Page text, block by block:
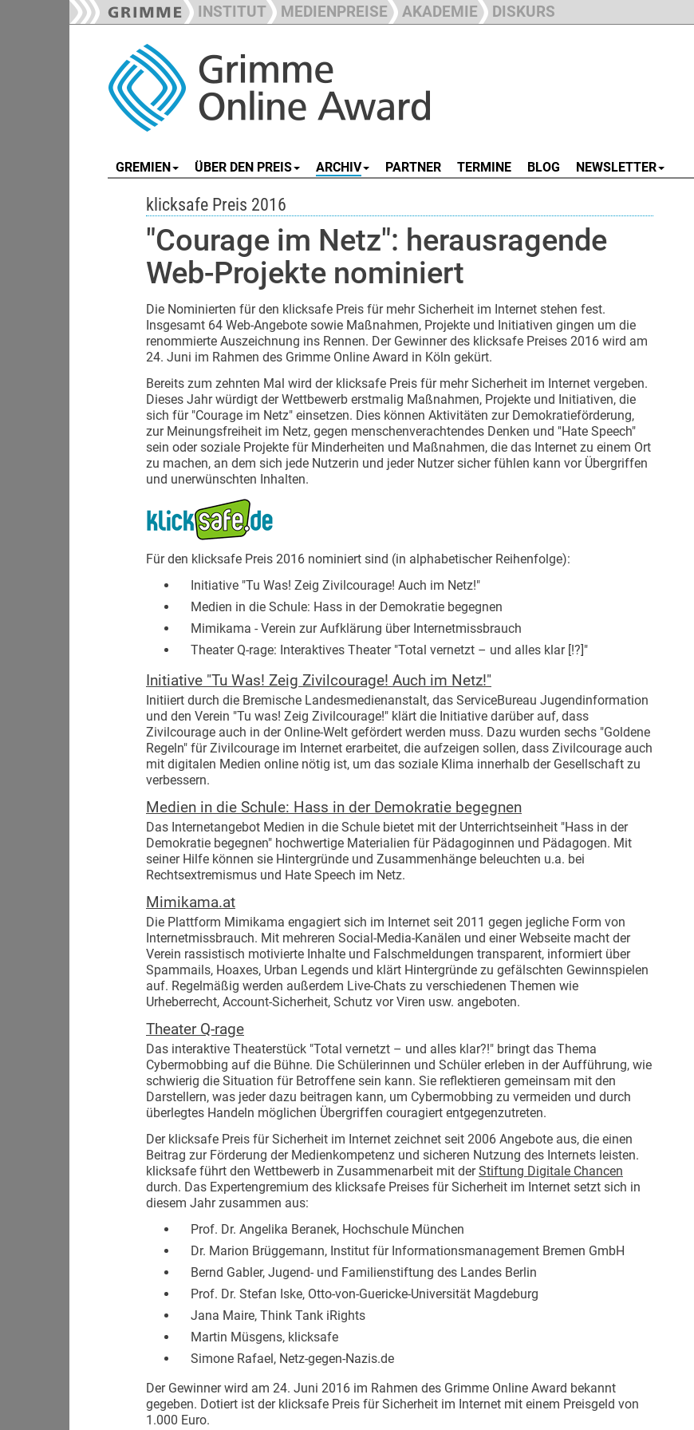
INSTITUT MEDIENPREISE AKADEMIE DISKURS
GREMIEN ÜBER DEN PREIS ARCHIV PARTNER TERMINE BLOG NEWSLETTER
klicksafe Preis 2016
"Courage im Netz": herausragende
Web-Projekte nominiert
Die Nominierten für den klicksafe Preis für mehr Sicherheit im Internet stehen fest.
Insgesamt 64 Web-Angebote sowie Maßnahmen, Projekte und Initiativen gingen um die
renommierte Auszeichnung ins Rennen. Der Gewinner des klicksafe Preises 2016 wird am
24. Juni im Rahmen des Grimme Online Award in Köln gekürt.
Bereits zum zehnten Mal wird der klicksafe Preis für mehr Sicherheit im Internet vergeben.
Dieses Jahr würdigt der Wettbewerb erstmalig Maßnahmen, Projekte und Initiativen, die
sich für "Courage im Netz" einsetzen. Dies können Aktivitäten zur Demokratieförderung,
zur Meinungsfreiheit im Netz, gegen menschenverachtendes Denken und "Hate Speech"
sein oder soziale Projekte für Minderheiten und Maßnahmen, die das Internet zu einem Ort
zu machen, an dem sich jede Nutzerin und jeder Nutzer sicher fühlen kann vor Übergriffen
und unerwünschten Inhalten.
Für den klicksafe Preis 2016 nominiert sind (in alphabetischer Reihenfolge):
Initiative "Tu Was! Zeig Zivilcourage! Auch im Netz!"
Medien in die Schule: Hass in der Demokratie begegnen
Mimikama - Verein zur Aufklärung über Internetmissbrauch
Theater Q-rage: Interaktives Theater "Total vernetzt – und alles klar [!?]"
Initiative "Tu Was! Zeig Zivilcourage! Auch im Netz!"
Initiiert durch die Bremische Landesmedienanstalt, das ServiceBureau Jugendinformation
und den Verein "Tu was! Zeig Zivilcourage!" klärt die Initiative darüber auf, dass
Zivilcourage auch in der Online-Welt gefördert werden muss. Dazu wurden sechs "Goldene
Regeln" für Zivilcourage im Internet erarbeitet, die aufzeigen sollen, dass Zivilcourage auch
mit digitalen Medien online nötig ist, um das soziale Klima innerhalb der Gesellschaft zu
verbessern.
Medien in die Schule: Hass in der Demokratie begegnen
Das Internetangebot Medien in die Schule bietet mit der Unterrichtseinheit "Hass in der
Demokratie begegnen" hochwertige Materialien für Pädagoginnen und Pädagogen. Mit
seiner Hilfe können sie Hintergründe und Zusammenhänge beleuchten u.a. bei
Rechtsextremismus und Hate Speech im Netz.
Mimikama.at
Die Plattform Mimikama engagiert sich im Internet seit 2011 gegen jegliche Form von
Internetmissbrauch. Mit mehreren Social-Media-Kanälen und einer Webseite macht der
Verein rassistisch motivierte Inhalte und Falschmeldungen transparent, informiert über
Spammails, Hoaxes, Urban Legends und klärt Hintergründe zu gefälschten Gewinnspielen
auf. Regelmäßig werden außerdem Live-Chats zu verschiedenen Themen wie
Urheberrecht, Account-Sicherheit, Schutz vor Viren usw. angeboten.
Theater Q-rage
Das interaktive Theaterstück "Total vernetzt – und alles klar?!" bringt das Thema
Cybermobbing auf die Bühne. Die Schülerinnen und Schüler erleben in der Aufführung, wie
schwierig die Situation für Betroffene sein kann. Sie reflektieren gemeinsam mit den
Darstellern, was jeder dazu beitragen kann, um Cybermobbing zu vermeiden und durch
überlegtes Handeln möglichen Übergriffen couragiert entgegenzutreten.
Der klicksafe Preis für Sicherheit im Internet zeichnet seit 2006 Angebote aus, die einen
Beitrag zur Förderung der Medienkompetenz und sicheren Nutzung des Internets leisten.
klicksafe führt den Wettbewerb in Zusammenarbeit mit derStiftung Digitale Chancen
durch. Das Expertengremium des klicksafe Preises für Sicherheit im Internet setzt sich in
diesem Jahr zusammen aus:
Prof. Dr. Angelika Beranek, Hochschule München
Dr. Marion Brüggemann, Institut für Informationsmanagement Bremen GmbH
Bernd Gabler, Jugend- und Familienstiftung des Landes Berlin
Prof. Dr. Stefan Iske, Otto-von-Guericke-Universität Magdeburg
Jana Maire, Think Tank iRights
Martin Müsgens, klicksafe
Simone Rafael, Netz-gegen-Nazis.de
Der Gewinner wird am 24. Juni 2016 im Rahmen des Grimme Online Award bekannt
gegeben. Dotiert ist der klicksafe Preis für Sicherheit im Internet mit einem Preisgeld von
1.000 Euro.